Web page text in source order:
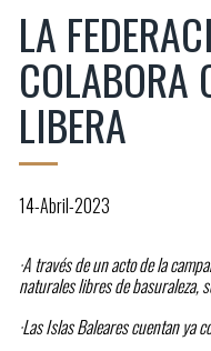
LA
COLABORA
LIBERA
14-Abril-2023
·A través de un acto de la
naturales libres de basuraleza,
·Las Islas Baleares cuentan ya